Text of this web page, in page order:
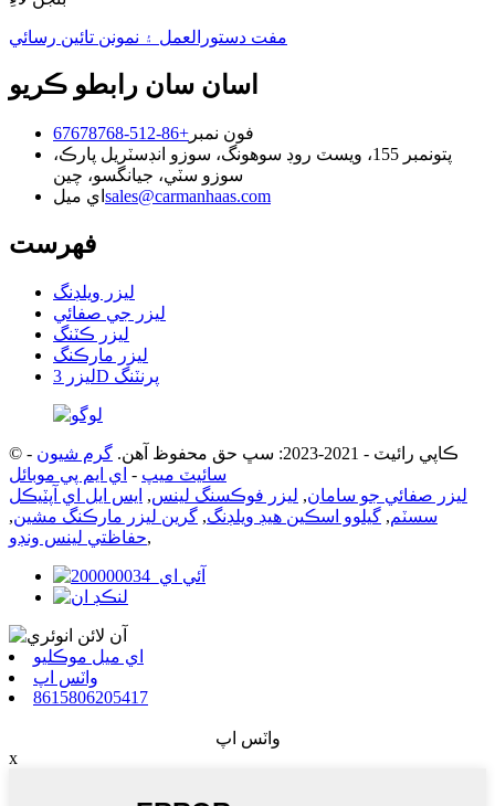
مفت دستورالعمل ۽ نمونن تائين رسائي
اسان سان رابطو ڪريو
فون نمبر +86-512-67678768
پتو
نمبر 155، ويسٽ روڊ سوهونگ، سوزو انڊسٽريل پارڪ،
سوزو سٽي، جيانگسو، چين
اي ميل sales@carmanhaas.com
فهرست
ليزر ويلڊنگ
ليزر جي صفائي
ليزر ڪٽنگ
ليزر مارڪنگ
ليزر 3D پرنٽنگ
© ڪاپي رائيٽ - 2021-2023: سڀ حق محفوظ آهن. گرم شيون -
سائيٽ ميپ - اي ايم پي موبائل
ليزر صفائي جو سامان, ليزر فوڪسنگ لينس, ايس ايل اي آپٽيڪل
سسٽم, گيلوو اسڪين هيڊ ويلڊنگ, گرين ليزر مارڪنگ مشين,
حفاظتي لينس ونڊو,
اي ميل موڪليو
واٽس اپ
8615806205417
واٽس اپ
x